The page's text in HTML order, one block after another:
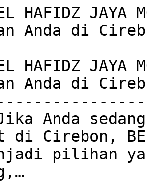
HAFIDZ
Anda di
HAFIDZ
Anda di
Anda
Cirebon,
pilihan